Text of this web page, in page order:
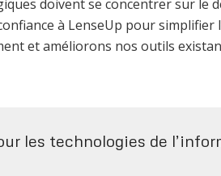
doivent se concentrer sur le
à LenseUp pour
et améliorons nos outils
les technologies de